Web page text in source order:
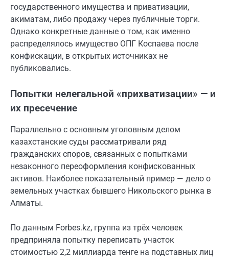
государственного имущества и приватизации,
акиматам, либо продажу через публичные торги.
Однако конкретные данные о том, как именно
распределялось имущество ОПГ Коспаева после
конфискации, в открытых источниках не
публиковались.
Попытки нелегальной «прихватизации» — и
их пресечение
Параллельно с основным уголовным делом
казахстанские суды рассматривали ряд
гражданских споров, связанных с попытками
незаконного переоформления конфискованных
активов. Наиболее показательный пример — дело о
земельных участках бывшего Никольского рынка в
Алматы.
По данным Forbes.kz, группа из трёх человек
предприняла попытку переписать участок
стоимостью 2,2 миллиарда тенге на подставных лиц